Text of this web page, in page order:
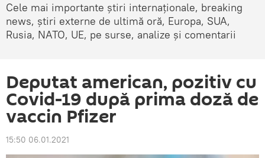
Cele mai importante știri internaționale, breaking
news, știri externe de ultimă oră, Europa, SUA,
Rusia, NATO, UE, pe surse, analize și comentarii
Deputat american, pozitiv cu
Covid-19 după prima doză de
vaccin Pfizer
15:50 06.01.2021